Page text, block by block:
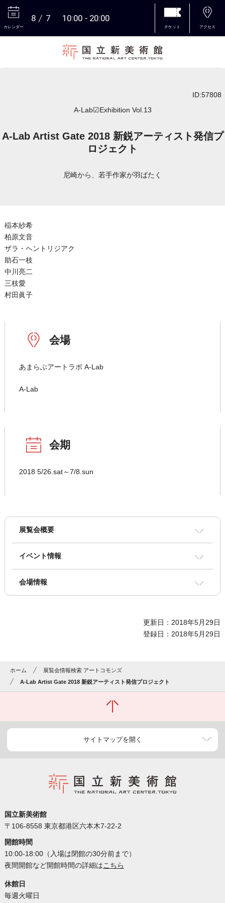
カレンダー
8 7 10:00 20:00
チケット アクセス
ID:57808
A-Lab☑Exhibition Vol.13
A-Lab Artist Gate 2018 新鋭アーティスト発信プ
ロジェクト
尼崎から、若手作家が羽ばたく
稲本紗希
柏原文音
ザラ・ヘントリジアク
助石一枝
中川亮二
三枝愛
村田眞子
会場
あまらぶアートラボ A-Lab
A-Lab
会期
2018 5/26.sat～7/8.sun
展覧会概要
イベント情報
会場情報
更新日：2018年5月29日
登録日：2018年5月29日
ホーム
展覧会情報検索 アートコモンズ
A-Lab Artist Gate 2018 新鋭アーティスト発信プロジェクト
サイトマップを開く
国立新美術館
〒106-8558 東京都港区六本木7-22-2
開館時間
10:00-18:00（入場は閉館の30分前まで）
夜間開館など開館時間の詳細はこちら
休館日
毎週火曜日